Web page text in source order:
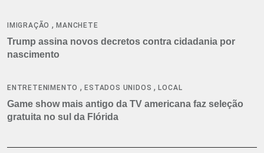
IMIGRAÇÃO ,MANCHETE
Trump assina novos decretos contra cidadania por
nascimento
ENTRETENIMENTO ,ESTADOS UNIDOS ,LOCAL
Game show mais antigo da TV americana faz seleção
gratuita no sul da Flórida